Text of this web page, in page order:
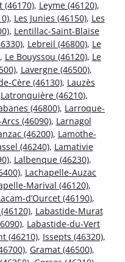
(46170), Leyme (46120),
, Les Junies (46150), Les
, Lentillac-Saint-Blaise
, Lebreil (46800), Le
, Le Bouyssou (46120), Le
, Lavergne (46500),
Cère (46130), Lauzès
Latronquière (46210),
(46800), Larroque-
(46090), Larnagol
(46200), Lamothe-
(46240), Lamativie
, Lalbenque (46230),
, Lachapelle-Auzac
Marival (46120),
d’Ourcet (46190),
, Labastide-Murat
, Labastide-du-Vert
(46210), Issepts (46320),
, Gramat (46500),